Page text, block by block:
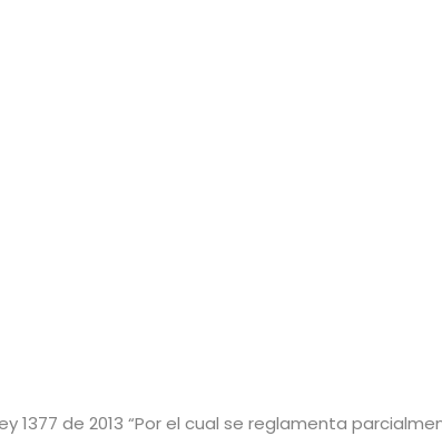
de 2013 “Por el cual se reglamenta parcialmente